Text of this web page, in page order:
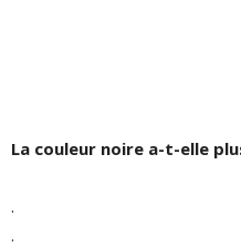
La couleur noire a-t-elle
.
.